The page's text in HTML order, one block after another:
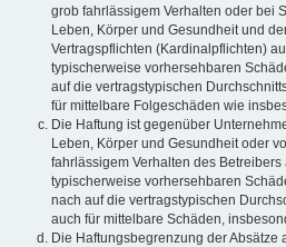
grob fahrlässigem Verhalten oder bei
Leben, Körper und Gesundheit und
Vertragspflichten (Kardinalpflichten)
typischerweise vorhersehbaren
auf die vertragstypischen
für mittelbare Folgeschäden wie
Die Haftung ist gegenüber
Leben, Körper und Gesundheit oder
fahrlässigem Verhalten des
typischerweise vorhersehbaren
nach auf die vertragstypischen
auch für mittelbare Schäden,
Die Haftungsbegrenzung der Absätze